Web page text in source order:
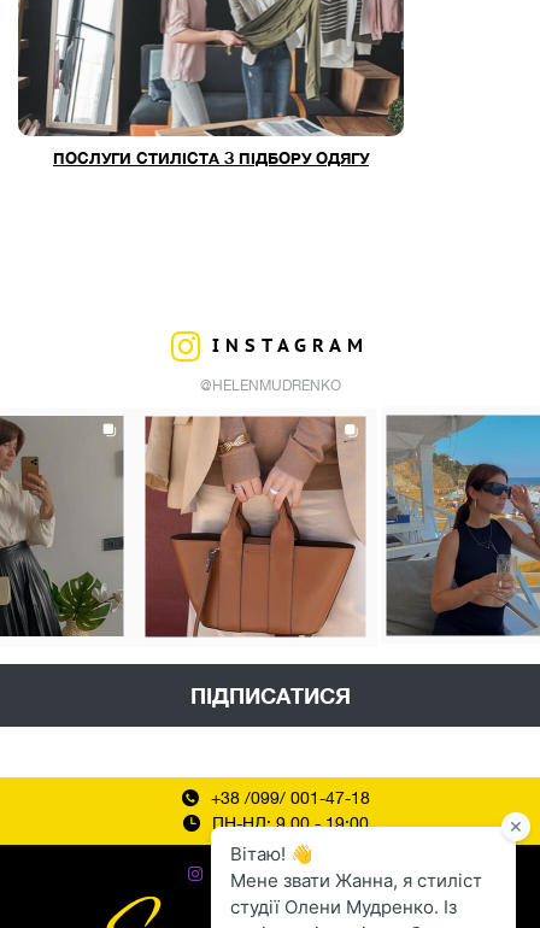
ПОСЛУГИ СТИЛІСТА З ПІДБОРУ ОДЯГУ
INSTAGRAM
@HELENMUDRENKO
ПІДПИСАТИСЯ
+38 /099/ 001-47-18
ПН-НД: 9.00 - 19:00